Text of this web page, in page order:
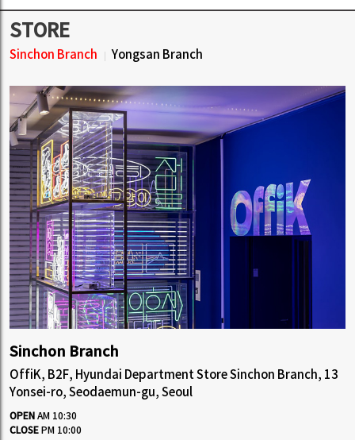
STORE
Sinchon Branch Yongsan Branch
Sinchon Branch
OffiK, B2F, Hyundai Department Store Sinchon Branch, 13
Yonsei-ro, Seodaemun-gu, Seoul
OPEN AM 10:30
CLOSE PM 10:00